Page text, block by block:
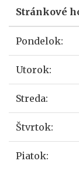
Stránkové
Pondelok:
Utorok:
Streda:
Štvrtok:
Piatok: